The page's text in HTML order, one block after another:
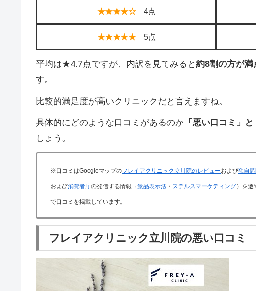
★★★★☆ 4点
★★★★★ 5点
平均は★4.7点ですが、内訳を見てみると 約8割の方が
す。
比較的満足度が高いクリニックだと言えますね。
具体的にどのような口コミがあるのか 「悪い口コミ」
しょう。
※口コミはGoogleマップのフレイアクリニック立川院のレビューおよび独自
および消費者庁の発信する情報（景品表示法 ・ ステルスマーケティング）を遵
で口コミを掲載しています。
フレイアクリニック立川院の悪い口コミ